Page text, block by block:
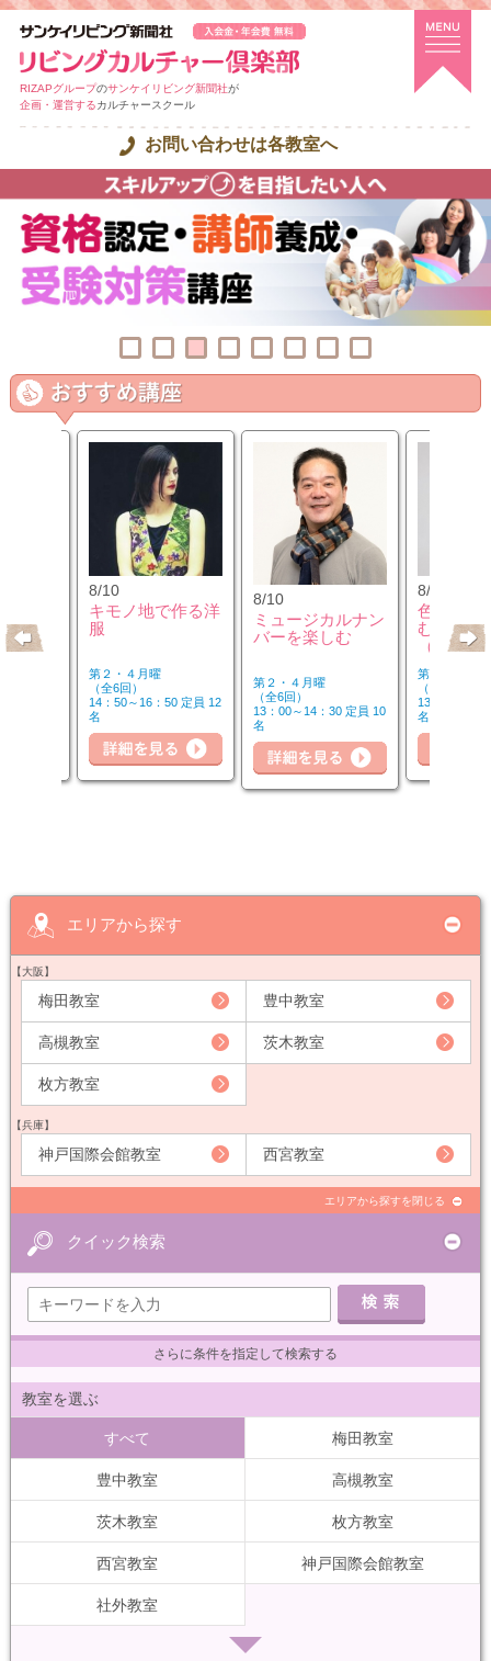
RIZAPグループのサンケイリビング新聞社が
企画・運営するカルチャースクール
お問い合わせは各教室へ
8/10
キモノ地で作る洋
服
第２・４月曜
（全6回）
14：50～16：50 定員 12
名
8/10
ミュージカルナン
バーを楽しむ
第２・４月曜
（全6回）
13：00～14：30 定員 10
名
8/12
色のチカ
むカラー
（第2水
第２水曜
（全3回）
13：00～14
名
詳細を見る 詳細を見る
エリアから探す
【大阪】
梅田教室 豊中教室
高槻教室 茨木教室
枚方教室
【兵庫】
神戸国際会館教室 西宮教室
エリアから探すを閉じる
クイック検索
さらに条件を指定して検索する
教室を選ぶ
すべて 梅田教室
豊中教室 高槻教室
茨木教室 枚方教室
西宮教室 神戸国際会館教室
社外教室